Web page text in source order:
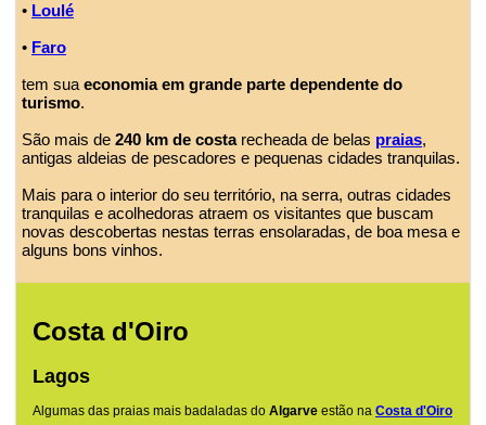
• Loulé
• Faro
tem sua economia em grande parte dependente do
turismo.
São mais de 240 km de costarecheada de belas praias,
antigas aldeias de pescadores e pequenas cidades tranquilas.
Mais para o interior do seu território, na serra, outras cidades
tranquilas e acolhedoras atraem os visitantes que buscam
novas descobertas nestas terras ensolaradas, de boa mesa e
alguns bons vinhos.
Costa d'Oiro
Lagos
Algumas das praias mais badaladas do Algarve estão na Costa d'Oiro